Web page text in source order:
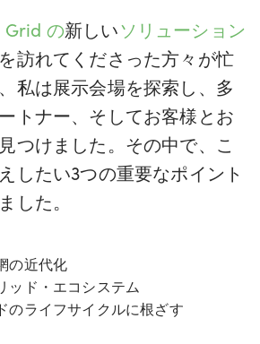
の新しいソリューション
訪れてくださった方々が忙
私は展示会場を探索し、多
トナー、そしてお客様とお
つけました。その中で、こ
したい3つの重要なポイント
した。
の近代化
ッド・エコシステム
のライフサイクルに根ざす